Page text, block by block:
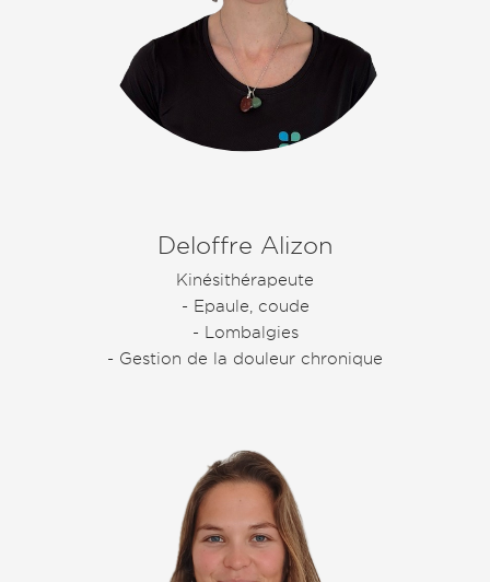
Deloffre Alizon
Kinésithérapeute
- Epaule, coude
- Lombalgies
- Gestion de la douleur chronique